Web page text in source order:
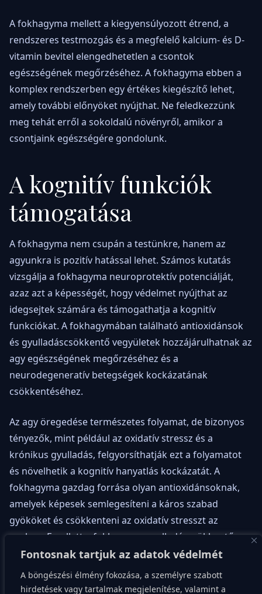
Fontosnak tartjuk az adatok védelmét
A böngészési élmény fokozása, a személyre szabott
hirdetések vagy tartalmak megjelenítése, valamint a
A fokhagyma mellett a kiegyensúlyozott étrend, a
rendszeres testmozgás és a megfelelő kalcium- és D-
vitamin bevitel elengedhetetlen a csontok
egészségének megőrzéséhez. A fokhagyma ebben a
komplex rendszerben egy értékes kiegészítő lehet,
amely további előnyöket nyújthat. Ne feledkezzünk
meg tehát erről a sokoldalú növényről, amikor a
csontjaink egészségére gondolunk.
A kognitív funkciók
támogatása
A fokhagyma nem csupán a testünkre, hanem az
agyunkra is pozitív hatással lehet. Számos kutatás
vizsgálja a fokhagyma neuroprotektív potenciálját,
azaz azt a képességét, hogy védelmet nyújthat az
idegsejtek számára és támogathatja a kognitív
funkciókat. A fokhagymában található antioxidánsok
és gyulladáscsökkentő vegyületek hozzájárulhatnak az
agy egészségének megőrzéséhez és a
neurodegeneratív betegségek kockázatának
csökkentéséhez.
Az agy öregedése természetes folyamat, de bizonyos
tényezők, mint például az oxidatív stressz és a
krónikus gyulladás, felgyorsíthatják ezt a folyamatot
és növelhetik a kognitív hanyatlás kockázatát. A
fokhagyma gazdag forrása olyan antioxidánsoknak,
amelyek képesek semlegesíteni a káros szabad
gyököket és csökkenteni az oxidatív stresszt az
agyban. Emellett a fokhagyma gyulladáscsökkentő
hatásai is hozzájárulhatnak az idegsejtek védelméhez.
Egyes tanulmányok azt sugallják, hogy a fokhagyma